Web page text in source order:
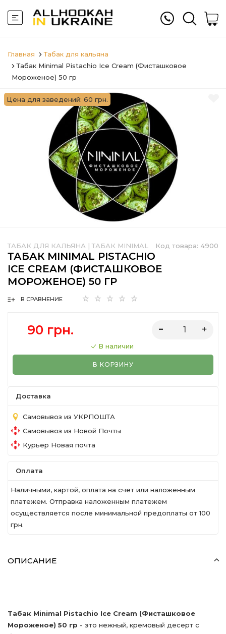
Главная
Табак для кальяна
Табак Minimal Pistachio Ice Cream (Фисташковое
Мороженое) 50 гр
Цена для заведений: 60 грн.
Код товара: 4900
ТАБАК ДЛЯ КАЛЬЯНА | ТАБАК MINIMAL
ТАБАК MINIMAL PISTACHIO
ICE CREAM (ФИСТАШКОВОЕ
МОРОЖЕНОЕ) 50 ГР
В СРАВНЕНИЕ
90 грн.
В наличии
В КОРЗИНУ
Доставка
Самовывоз из УКРПОШТА
Самовывоз из Новой Почты
Курьер Новая почта
Оплата
Наличными, картой, оплата на счет или наложенным
платежем. Отправка наложенным платежем
осуществляется после минимальной предоплаты от 100
грн.
ОПИСАНИЕ
Табак Minimal Pistachio Ice Cream (Фисташковое
Мороженое) 50 гр - это нежный, кремовый десерт с